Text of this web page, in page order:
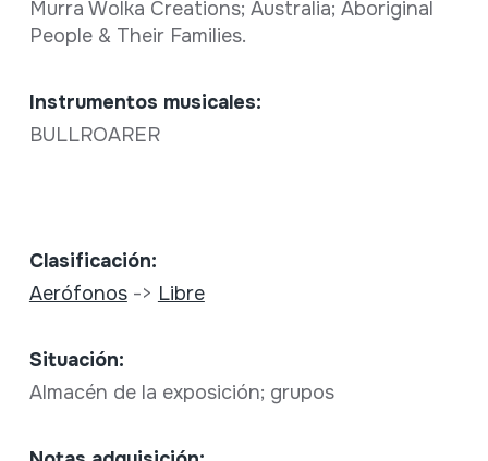
Murra Wolka Creations; Australia; Aboriginal
People & Their Families.
Instrumentos musicales:
BULLROARER
Clasificación:
Aerófonos-> Libre
Situación:
Almacén de la exposición; grupos